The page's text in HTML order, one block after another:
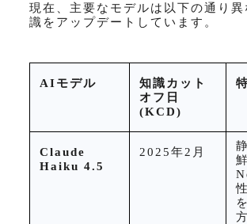
現在、主要なモデルは以下の通り異
識をアップデートしています。
AIモデル
知識カット
オフ日
(KCD)
Claude
Haiku 4.5
2025年2 月